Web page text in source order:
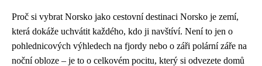
Proč si vybrat Norsko jako cestovní destinaci Norsko je zemí,
která dokáže uchvátit každého, kdo ji navštíví. Není to jen o
pohlednicových výhledech na fjordy nebo o záři polární záře na
noční obloze – je to o celkovém pocitu, který si odvezete domů